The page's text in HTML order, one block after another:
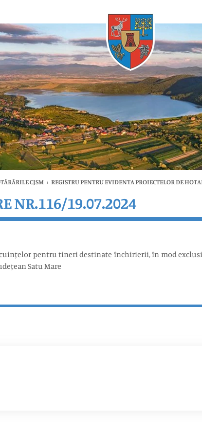
CJSM › REGISTRU PENTRU EVIDENTA PROIECTELOR DE
NR.116/19.07.2024
pentru tineri destinate închirierii, în mod
Satu Mare